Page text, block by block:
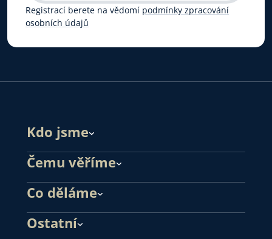
Registrací berete na vědomí podmínky zpracování
osobních údajů
Kdo jsme
Čemu věříme
Co děláme
Ostatní